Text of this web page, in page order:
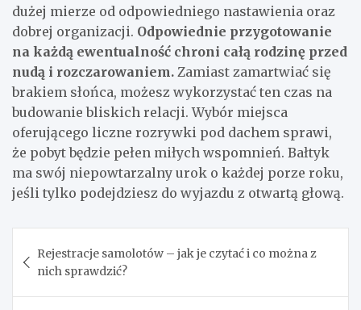
dużej mierze od odpowiedniego nastawienia oraz
dobrej organizacji. Odpowiednie przygotowanie
na każdą ewentualność chroni całą rodzinę przed
nudą i rozczarowaniem. Zamiast zamartwiać się
brakiem słońca, możesz wykorzystać ten czas na
budowanie bliskich relacji. Wybór miejsca
oferującego liczne rozrywki pod dachem sprawi,
że pobyt będzie pełen miłych wspomnień. Bałtyk
ma swój niepowtarzalny urok o każdej porze roku,
jeśli tylko podejdziesz do wyjazdu z otwartą głową.
wpisu
Rejestracje samolotów – jak je czytać i co można z
nich sprawdzić?